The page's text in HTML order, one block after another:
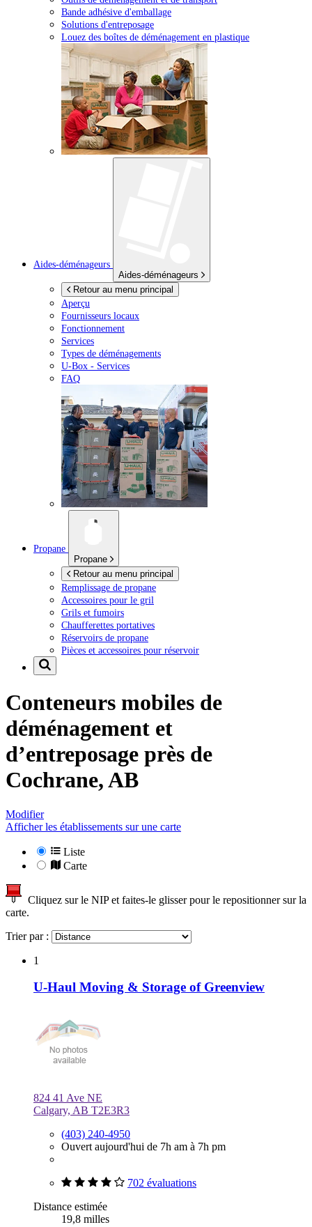
Bande adhésive d'emballage
Solutions d'entreposage
Louez des boîtes de déménagement en plastique
Aides-déménageurs
Aides-déménageurs
Retour au menu principal
Aperçu
Fournisseurs locaux
Fonctionnement
Services
Types de déménagements
U-Box - Services
FAQ
Propane
Propane
Retour au menu principal
Remplissage de propane
Accessoires pour le gril
Grils et fumoirs
Chaufferettes portatives
Réservoirs de propane
Pièces et accessoires pour réservoir
Conteneurs mobiles de
déménagement et
d’entreposage près de
Cochrane, AB
Modifier
Afficher les établissements sur une carte
Liste
Carte
Cliquez sur le NIP et faites-le glisser pour le repositionner sur la
carte.
Trier par :
1
U-Haul Moving & Storage of Greenview
824 41 Ave NE
Calgary, AB T2E3R3
(403) 240-4950
Ouvert aujourd'hui de 7h am à 7h pm
702 évaluations
Distance estimée
19,8 milles